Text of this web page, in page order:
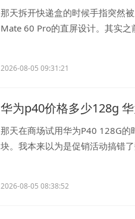
那天拆开快递盒的时候手指突然
Mate 60 Pro的直屏设计。其实
2026-08-05 09:31:21
华为p40价格多少128g
那天在商场试用华为P40 128G
块。我本来以为是促销活动搞错
2026-08-05 08:38:52